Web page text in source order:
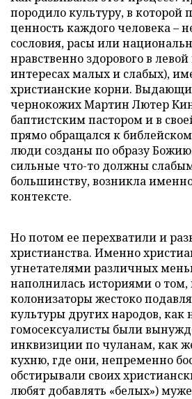
породило культуру, в которой
ценность каждого человека –
сословия, расы или
нравственно здорового в
интересах малых и слабых),
христианские корни.
чернокожих Мартин Лютер
баптистским пастором и в
прямо обращался к
люди созданы по образу
сильные что-то должны
большинству, возникла
контексте.
Но потом ее перехватили и
христианства. Именно
угнетателями различных
наполнилась историями о том,
колонизаторы жестоко
культуры других народов, как
гомосексуалисты были
инквизиции по чуланам, как
кухню, где они, непременно
обстирывали своих
любят добавлять «белых»)